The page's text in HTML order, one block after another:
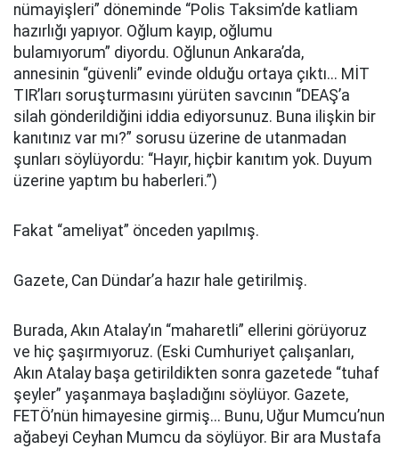
nümayişleri” döneminde “Polis Taksim’de katliam
hazırlığı yapıyor. Oğlum kayıp, oğlumu
bulamıyorum” diyordu. Oğlunun Ankara’da,
annesinin “güvenli” evinde olduğu ortaya çıktı... MİT
TIR’ları soruşturmasını yürüten savcının “DEAŞ’a
silah gönderildiğini iddia ediyorsunuz. Buna ilişkin bir
kanıtınız var mı?” sorusu üzerine de utanmadan
şunları söylüyordu: “Hayır, hiçbir kanıtım yok. Duyum
üzerine yaptım bu haberleri.”)
Fakat “ameliyat” önceden yapılmış.
Gazete, Can Dündar’a hazır hale getirilmiş.
Burada, Akın Atalay’ın “maharetli” ellerini görüyoruz
ve hiç şaşırmıyoruz. (Eski Cumhuriyet çalışanları,
Akın Atalay başa getirildikten sonra gazetede “tuhaf
şeyler” yaşanmaya başladığını söylüyor. Gazete,
FETÖ’nün himayesine girmiş... Bunu, Uğur Mumcu’nun
ağabeyi Ceyhan Mumcu da söylüyor. Bir ara Mustafa